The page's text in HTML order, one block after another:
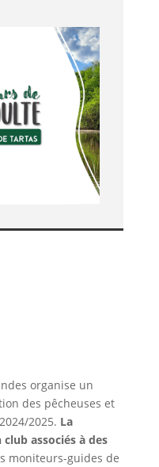
organise un
des pêcheuses et
2025. La
associés à des
moniteurs-guides de